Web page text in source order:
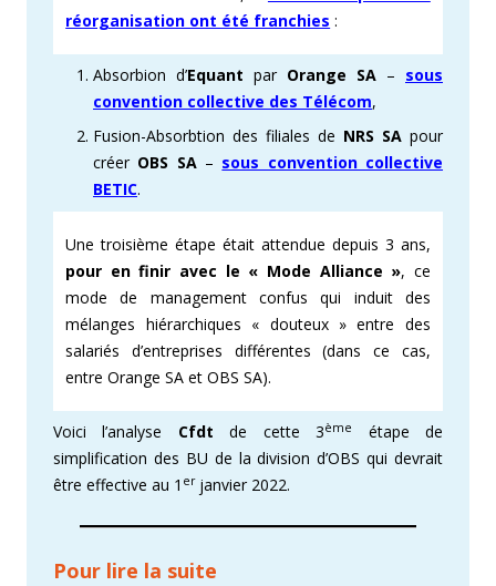
réorganisation ont été franchies :
Absorbion d’Equant par Orange SA – sous
convention collective des Télécom,
Fusion-Absorbtion des filiales de NRS SA pour
créer OBS SA– sous convention collective
BETIC.
Une troisième étape était attendue depuis 3 ans,
pour en finir avec le « Mode Alliance », ce
mode de management confus qui induit des
mélanges hiérarchiques « douteux » entre des
salariés d’entreprises différentes (dans ce cas,
entre Orange SA et OBS SA).
Voici l’analyse Cfdtde cette 3ème
étape de
simplification des BU de la division d’OBS qui devrait
être effective au 1 erjanvier 2022.
Pour lire la suite